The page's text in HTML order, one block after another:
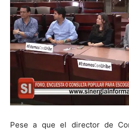
Pese a que el director de